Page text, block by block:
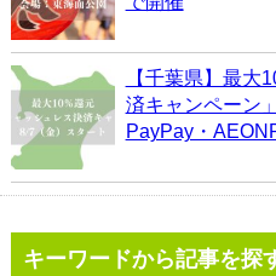
【千葉県】最大
済キャンペーン
PayPay・
キーワードから記事を探